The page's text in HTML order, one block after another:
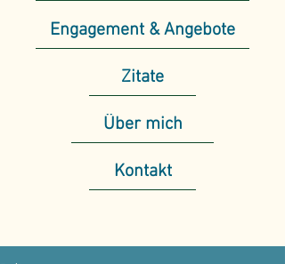
Engagement & Angebote
Zitate
Über mich
Kontakt